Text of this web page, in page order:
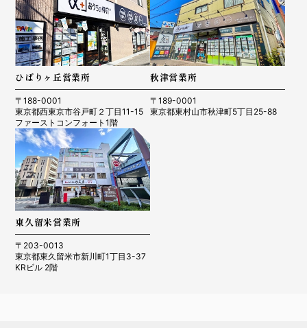
ひばりヶ丘営業所
〒188-0001
東京都西東京市谷戸町２丁目11-15
ファーストコンフォート1階
秋津営業所
〒189-0001
東京都東村山市秋津町5丁目25-88
東久留米営業所
〒203-0013
東京都東久留米市新川町1丁目3-37
KRビル 2階